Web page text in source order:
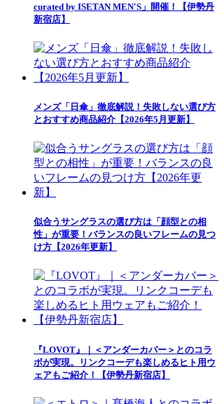
curated by ISETAN MEN'S」開催！【伊勢丹
新宿店】
メンズ「日傘」徹底解説！失敗しない選び方
とおすすめ商品紹介【2026年5月更新】
似合うサングラスの選び方は「顔型との相
性」が重要！バランスの良いフレームの見つ
け方【2026年更新】
『LOVOT』｜＜アンダーカバー＞とのコラ
ボが実現。リンクコーデも楽しめるヒト用ウ
ェアもご紹介！【伊勢丹新宿店】